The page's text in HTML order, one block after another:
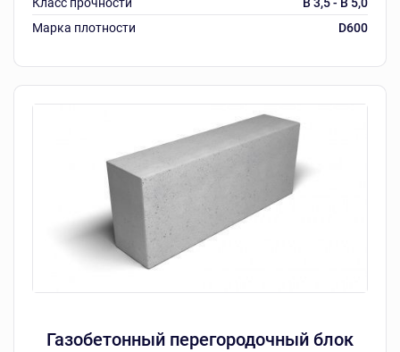
Марка плотности
D600
Газобетонный перегородочный блок